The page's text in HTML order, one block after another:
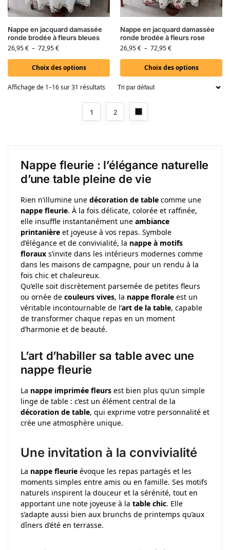
Nappe en jacquard damassée
ronde brodée à fleurs bleues
26,95€ – 72,95€
Choix des options
Nappe en jacquard damassée
ronde brodée à fleurs rose
26,95€ – 72,95€
Choix des options
Affichage de 1–16 sur 31 résultats
1 2
Nappe fleurie : l’élégance naturelle
d’une table pleine de vie
Rien n’illumine une décoration de table comme une
nappe fleurie. À la fois délicate, colorée et raffinée,
elle insuffle instantanément une ambiance
printanière et joyeuse à vos repas. Symbole
d’élégance et de convivialité, la nappe à motifs
floraux s’invite dans les intérieurs modernes comme
dans les maisons de campagne, pour un rendu à la
fois chic et chaleureux.
Qu’elle soit discrètement parsemée de petites fleurs
ou ornée de couleurs vives, la nappe florale est un
véritable incontournable de l’art de la table, capable
de transformer chaque repas en un moment
d’harmonie et de beauté.
L’art d’habiller sa table avec une
nappe fleurie
La nappe imprimée fleurs est bien plus qu’un simple
linge de table : c’est un élément central de la
décoration de table, qui exprime votre personnalité et
crée une atmosphère unique.
Une invitation à la convivialité
La nappe fleurie évoque les repas partagés et les
moments simples entre amis ou en famille. Ses motifs
naturels inspirent la douceur et la sérénité, tout en
apportant une note joyeuse à la table chic. Elle
s’adapte aussi bien aux brunchs de printemps qu’aux
dîners d’été en terrasse.